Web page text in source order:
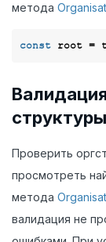
метода
const
структуры
Проверить
просмотреть
метода
валидация не